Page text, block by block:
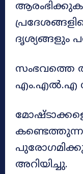
ദൃശ്യങ്ങളും
സംഭവത്തെ
എം.എൽ.എ
അറിയിച്ചു.